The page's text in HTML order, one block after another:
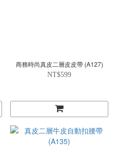
商務時尚真皮二層皮皮帶 (A127)
NT$599